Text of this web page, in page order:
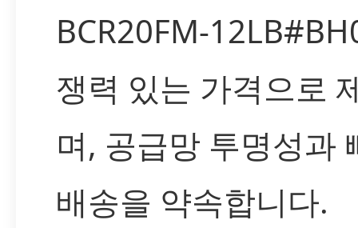
BCR20FM-
쟁력 있는 가격으로
며, 공급망 투명성과
배송을 약속합니다.